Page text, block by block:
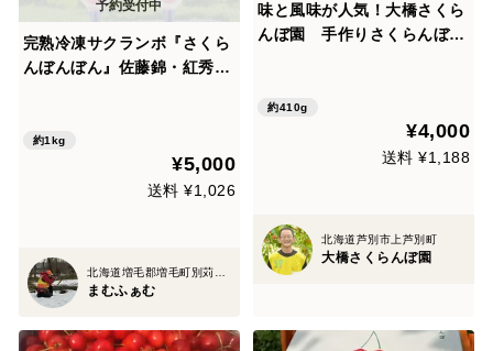
完熟冷凍サクランボ『さくら
んぼんぼん』佐藤錦・紅秀
約1kg
¥5,000
送料 ¥1,026
まむふぁむ
味と風味が人気！大橋さくら
んぼ園 手作りさくらんぼパ
約410g
¥4,000
送料 ¥1,188
北海道芦別市上芦別町
大橋さくらんぼ園